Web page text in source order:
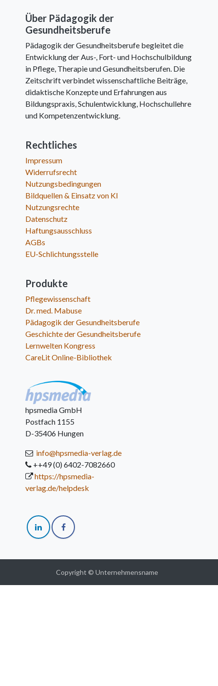
Über Pädagogik der
Gesundheitsberufe
Pädagogik der Gesundheitsberufe begleitet die
Entwicklung der Aus-, Fort- und Hochschulbildung
in Pflege, Therapie und Gesundheitsberufen. Die
Zeitschrift verbindet wissenschaftliche Beiträge,
didaktische Konzepte und Erfahrungen aus
Bildungspraxis, Schulentwicklung, Hochschullehre
und Kompetenzentwicklung.
Rechtliches
Impressum
Widerrufsrecht
Nutzungsbedingungen
Bildquellen & Einsatz von KI
Nutzungsrechte
Datenschutz
Haftungsausschluss
AGBs
EU-Schlichtungsstelle
Produkte
Pflegewissenschaft
Dr. med. Mabuse
Pädagogik der Gesundheitsberufe
Geschichte der Gesundheitsberufe
Lernwelten Kongress
CareLit Online-Bibliothek
hpsmedia GmbH
Postfach 1155
D-35406 Hungen
info@hpsmedia-verlag.de
++49 (0) 6402-7082660
https://hpsmedia-
verlag.de/helpdesk
Copyright © Unternehmensname